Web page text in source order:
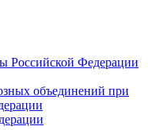
Российской Федерации
объединений при